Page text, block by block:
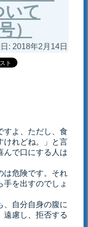
いて
）
: 2018年2月14日
すよ、ただし、食
けれどね。」と言
んで口にする人は
は危険です。それ
手を出すのでしょ
、自分自身の腹に
遠慮し、拒否する